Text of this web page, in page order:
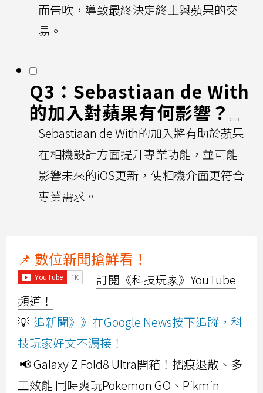
而告吹，導致最終決定終止與蘋果的交
易。
Q3：Sebastiaan de With
的加入對蘋果有何影響？
Sebastiaan de With的加入將有助於蘋果
在相機設計方面提升專業功能，並可能
影響未來的iOS更新，使相機介面更符合
專業需求。
📌 數位新聞搶鮮看！
訂閱《科技玩家》YouTube
頻道！
💡 追新聞》》在Google News按下追蹤，科
技玩家好文不漏接！
📢 Galaxy Z Fold8 Ultra開箱！摺痕退散、多
工效能 同時爽玩Pokemon GO、Pikmin